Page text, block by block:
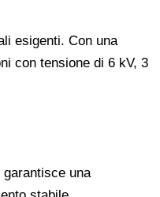
esigenti. Con una
con tensione di 6 kV, 3
una